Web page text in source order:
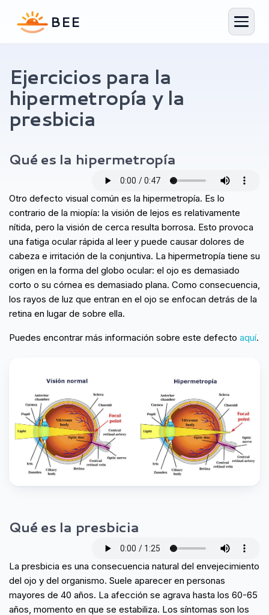
Generador de plan de ejercicios
Tu plan personalizado en 1 minuto
Ejercicios para la
hipermetropía y la
presbicia
Qué es la hipermetropía
Otro defecto visual común es la hipermetropía. Es lo
contrario de la miopía: la visión de lejos es relativamente
nítida, pero la visión de cerca resulta borrosa. Esto provoca
una fatiga ocular rápida al leer y puede causar dolores de
cabeza e irritación de la conjuntiva. La hipermetropía tiene su
origen en la forma del globo ocular: el ojo es demasiado
corto o su córnea es demasiado plana. Como consecuencia,
los rayos de luz que entran en el ojo se enfocan detrás de la
retina en lugar de sobre ella.
Puedes encontrar más información sobre este defecto aquí.
Qué es la presbicia
La presbicia es una consecuencia natural del envejecimiento
del ojo y del organismo. Suele aparecer en personas
mayores de 40 años. La afección se agrava hasta los 60-65
años, momento en que se estabiliza. Los síntomas son los